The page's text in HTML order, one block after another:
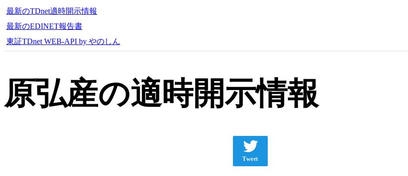
最新のTDnet適時開示情報
最新のEDINET報告書
東証TDnet WEB-API by やのしん
原弘産の適時開示情報
Tweet